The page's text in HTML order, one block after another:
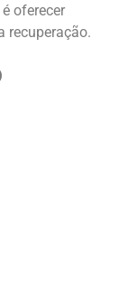
oferecer
recuperação.